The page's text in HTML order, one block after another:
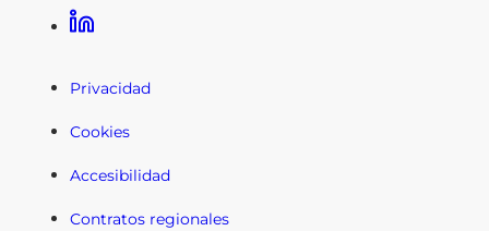
LinkedIn
Privacidad
Cookies
Accesibilidad
Contratos regionales